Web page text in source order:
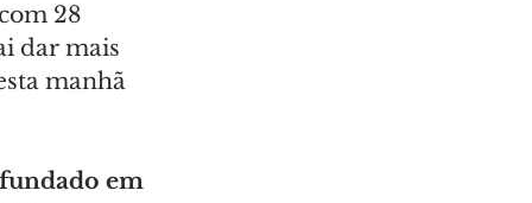
28
dar mais
manhã
fundado em